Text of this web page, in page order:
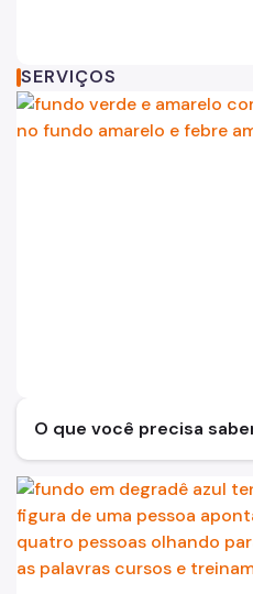
formas geométricas azuis
SERVIÇOS
O que você precisa